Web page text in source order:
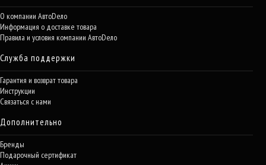
О компании АвтоDело
Информация о доставке товара
Правила и условия компании АвтоDело
Служба поддержки
Гарантия и возврат товара
Инструкции
Связаться с нами
Дополнительно
Бренды
Подарочный сертификат